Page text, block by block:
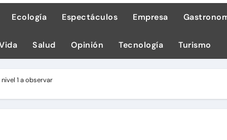
1,600 equipos educativos
por ignorar distancias de seguridad
de GEI en sus operaciones
Ecología Espectáculos Empresa
Salud Opinión Tecnología Turismo
1 a observar